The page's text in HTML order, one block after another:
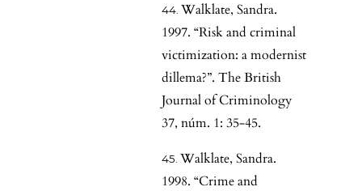
Walklate, Sandra.
1997. “Risk and criminal
victimization: a modernist
dillema?”. The British
Journal of Criminology
37, núm. 1: 35-45.
Walklate, Sandra.
1998. “Crime and